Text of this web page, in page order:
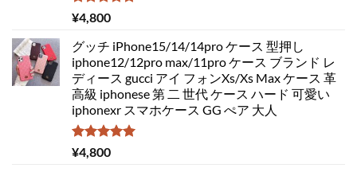
5段階中
5.00
¥4,800
グッチ iPhone15/14/14pro ケース 型押し
iphone12/12pro max/11pro ケース ブランド レ
ディース gucci アイ フォンXs/Xs Max ケース 革
高級 iphonese 第 二 世代 ケース ハード 可愛い
iphonexr スマホケース GG ぺア 大人
5段階中
5.00
¥4,800